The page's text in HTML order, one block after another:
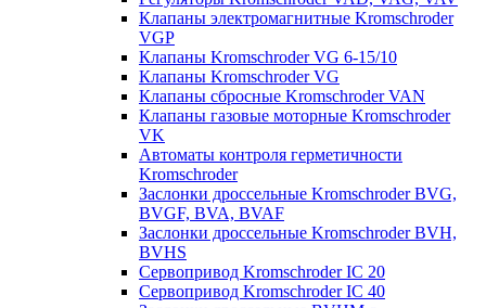
Клапаны электромагнитные Kromschroder
VGP
Клапаны Kromschroder VG 6-15/10
Клапаны Kromschroder VG
Клапаны сбросные Kromschroder VAN
Клапаны газовые моторные Kromschroder
VK
Автоматы контроля герметичности
Kromschroder
Заслонки дроссельные Kromschroder BVG,
BVGF, BVA, BVAF
Заслонки дроссельные Kromschroder BVH,
BVHS
Сервопривод Kromschroder IC 20
Сервопривод Kromschroder IC 40